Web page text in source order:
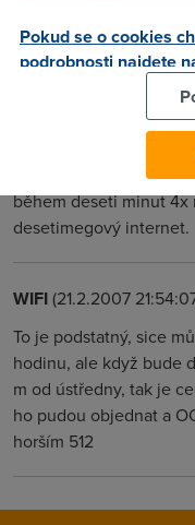
ústředny 400 m a na
Mbit (tipuju to na
(21.2.2007
Tohle není vůbec
během deseti minut 4x
desetimegový internet.
WIFI(21.2.2007
To je podstatný, sice
hodinu, ale když bude
m od ústředny, tak je
ho pudou objednat a
horším 512
Pokud se o cookies
podrobnosti najdete